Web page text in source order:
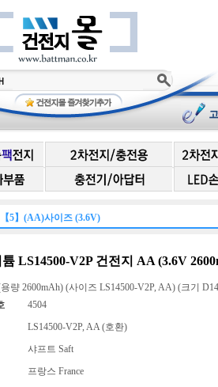
【5】(AA)사이즈 (3.6V)
LS14500-V2P 건전지 AA (3.6V
량 2600mAh) (사이즈 LS14500-V2P, AA) (크기
4504
LS14500-V2P, AA (호환)
샤프트 Saft
프랑스 France